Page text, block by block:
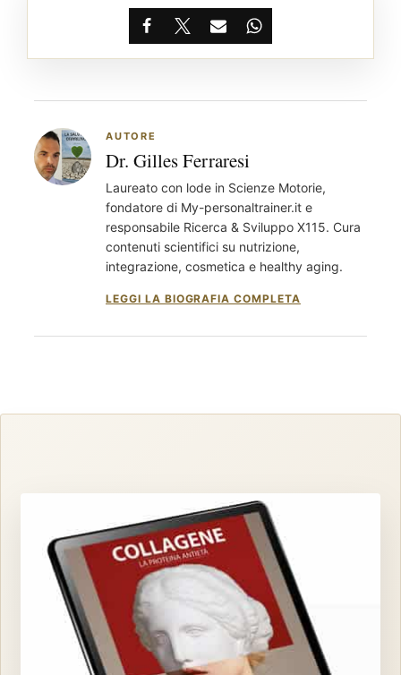
Facebook
X EmailWhatsApp
AUTORE
Dr. Gilles Ferraresi
Laureato con lode in Scienze Motorie,
fondatore di My-personaltrainer.it e
responsabile Ricerca & Sviluppo X115. Cura
contenuti scientifici su nutrizione,
integrazione, cosmetica e healthy aging.
LEGGI LA BIOGRAFIA COMPLETA